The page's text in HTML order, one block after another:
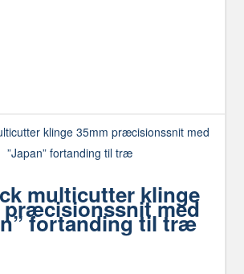
multicutter klinge
præcisionssnit med
fortanding til træ